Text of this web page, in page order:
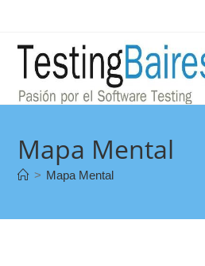
Mapa Mental
> Mapa Mental